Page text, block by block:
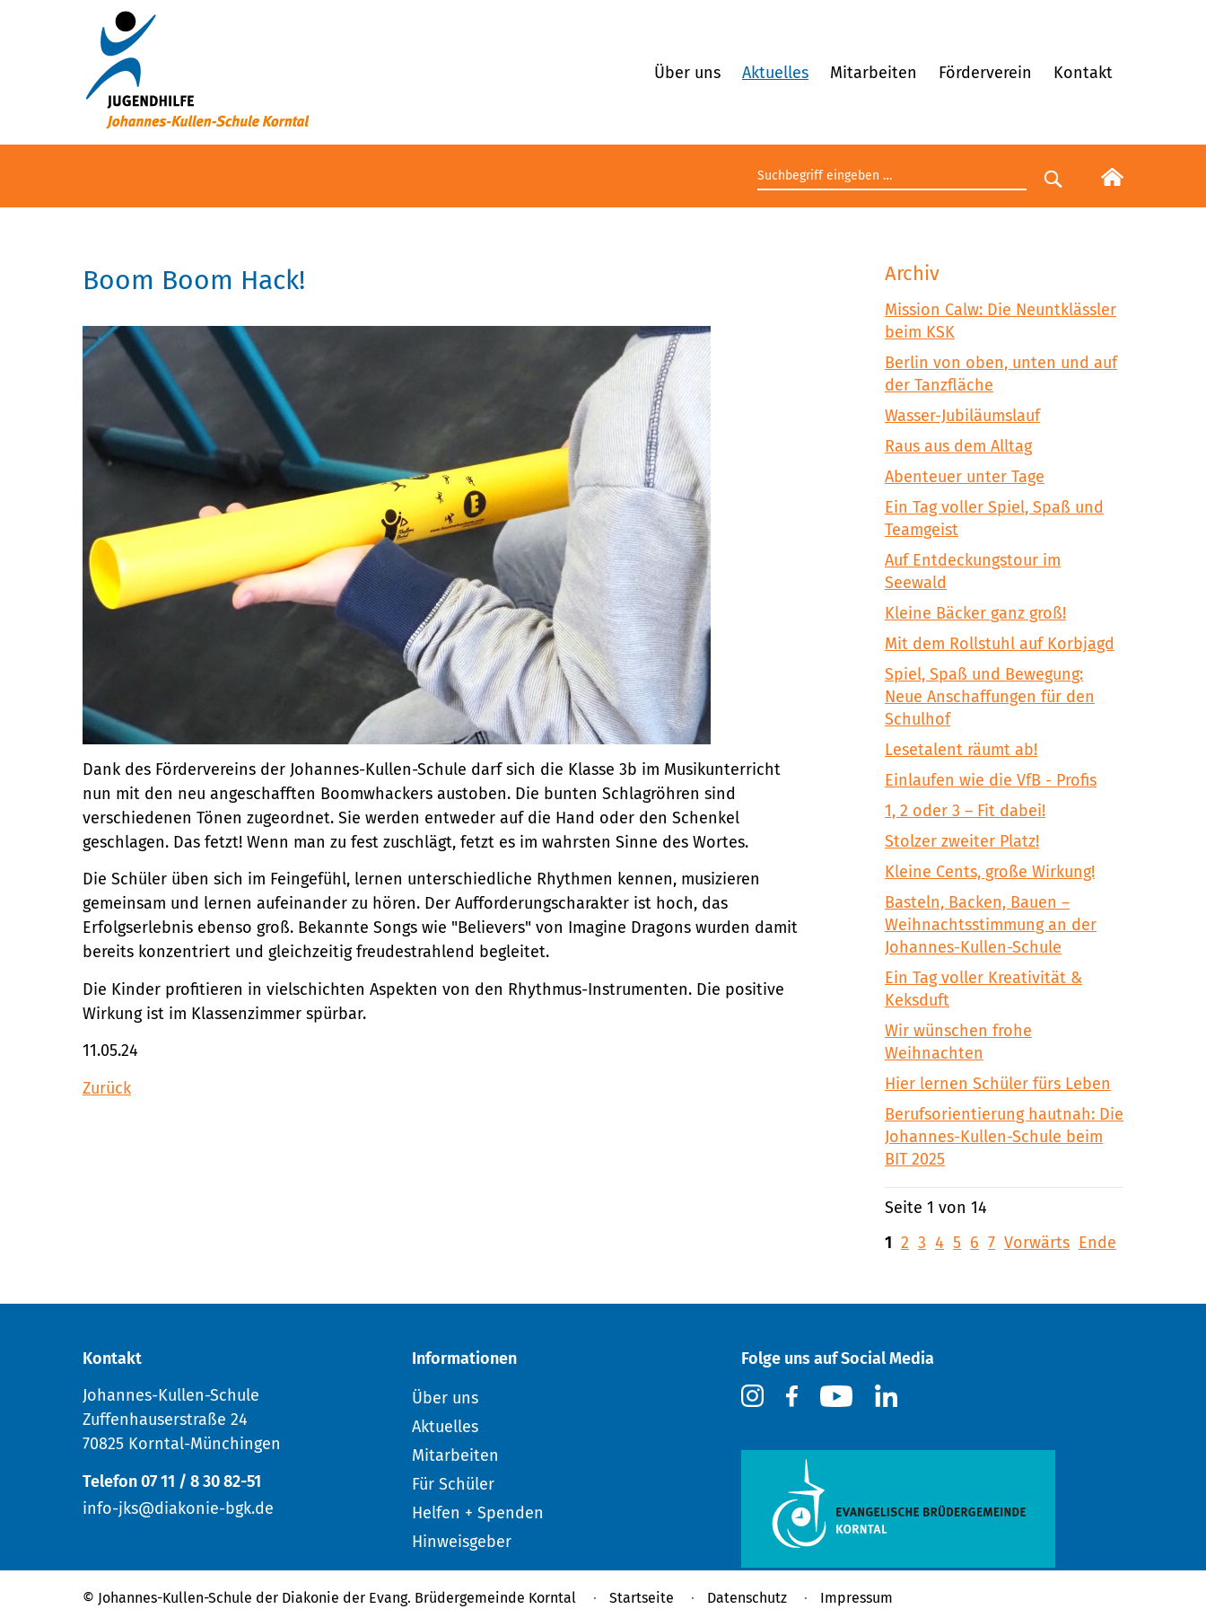
Über uns Aktuelles Mitarbeiten Förderverein Kontakt
Suchbegriff eingeben
Suche starten
Boom Boom Hack!
Dank des Fördervereins der Johannes-Kullen-Schule darf sich die Klasse 3b im Musikunterricht
nun mit den neu angeschafften Boomwhackers austoben. Die bunten Schlagröhren sind
verschiedenen Tönen zugeordnet. Sie werden entweder auf die Hand oder den Schenkel
geschlagen. Das fetzt! Wenn man zu fest zuschlägt, fetzt es im wahrsten Sinne des Wortes.
Die Schüler üben sich im Feingefühl, lernen unterschiedliche Rhythmen kennen, musizieren
gemeinsam und lernen aufeinander zu hören. Der Aufforderungscharakter ist hoch, das
Erfolgserlebnis ebenso groß. Bekannte Songs wie "Believers" von Imagine Dragons wurden damit
bereits konzentriert und gleichzeitig freudestrahlend begleitet.
Die Kinder profitieren in vielschichten Aspekten von den Rhythmus-Instrumenten. Die positive
Wirkung ist im Klassenzimmer spürbar.
11.05.24
Zurück
Archiv
Mission Calw: Die Neuntklässler
beim KSK
Berlin von oben, unten und auf
der Tanzfläche
Wasser-Jubiläumslauf
Raus aus dem Alltag
Abenteuer unter Tage
Ein Tag voller Spiel, Spaß und
Teamgeist
Auf Entdeckungstour im
Seewald
Kleine Bäcker ganz groß!
Mit dem Rollstuhl auf Korbjagd
Spiel, Spaß und Bewegung:
Neue Anschaffungen für den
Schulhof
Lesetalent räumt ab!
Einlaufen wie die VfB - Profis
1, 2 oder 3 – Fit dabei!
Stolzer zweiter Platz!
Kleine Cents, große Wirkung!
Basteln, Backen, Bauen –
Weihnachtsstimmung an der
Johannes-Kullen-Schule
Ein Tag voller Kreativität &
Keksduft
Wir wünschen frohe
Weihnachten
Hier lernen Schüler fürs Leben
Berufsorientierung hautnah: Die
Johannes-Kullen-Schule beim
BIT 2025
Seite 1 von 14
1 2 3 4 5 6 7 Vorwärts Ende
Kontakt
Johannes-Kullen-Schule
Zuffenhauserstraße 24
70825 Korntal-Münchingen
Telefon 07 11 / 8 30 82-51
info-jks@diakonie-bgk.de
Informationen
Über uns
Aktuelles
Mitarbeiten
Für Schüler
Helfen + Spenden
Hinweisgeber
Folge uns auf Social Media
© Johannes-Kullen-Schule der Diakonie der Evang. Brüdergemeinde Korntal Startseite Datenschutz Impressum